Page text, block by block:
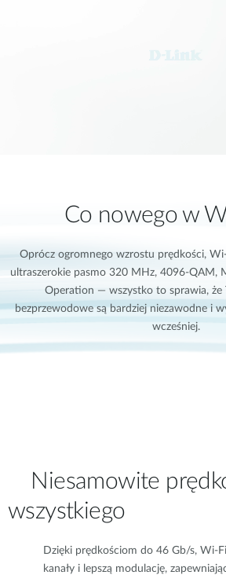
Co nowego w
Oprócz ogromnego wzrostu prędkości,
ultraszerokie pasmo 320 MHz, 4096-QAM,
Operation — wszystko to sprawia, że
bezprzewodowe są bardziej niezawodne i
wcześniej.
Niesamowite
wszystkiego
Dzięki prędkościom do 46 Gb/s, Wi-
kanały i lepszą modulację,